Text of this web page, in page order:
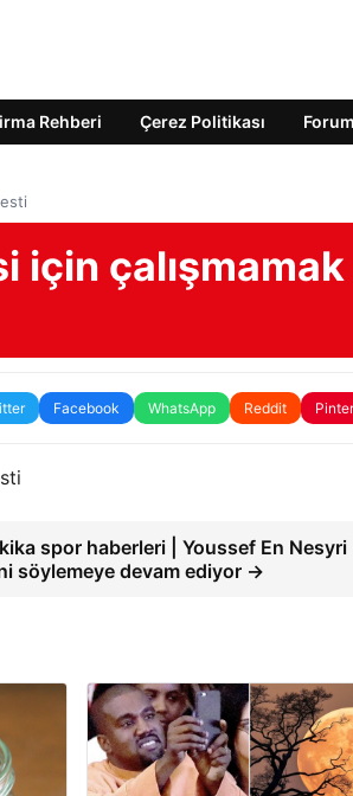
Rehberi Çerez Politikası Forum
için çalışmamak
Facebook WhatsApp Reddit
spor haberleri | Youssef En Nesyri
söylemeye devam ediyor →